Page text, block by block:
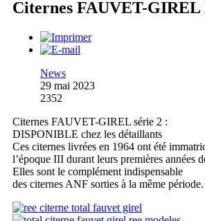
Citernes FAUVET-GIREL
News
29 mai 2023
2352
Citernes FAUVET-GIREL série 2 :
DISPONIBLE chez les détaillants
Ces citernes livrées en 1964 ont été
l’époque III durant leurs premières années
Elles sont le complément indispensable
des citernes ANF sorties à la même période.